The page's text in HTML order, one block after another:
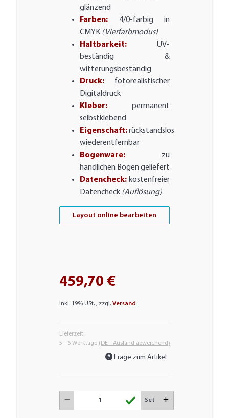
glänzend
Farben:4/0-farbig in
CMYK (Vierfarbmodus)
Haltbarkeit:UV-
beständig &
witterungsbeständig
Druck:fotorealistischer
Digitaldruck
Kleber:permanent
selbstklebend
Eigenschaft:rückstandslos
wiederentfernbar
Bogenware:zu
handlichen Bögen geliefert
Datencheck:kostenfreier
Datencheck (Auflösung)
Layout online bearbeiten
459,70 €
inkl. 19% USt. , zzgl. Versand
Lieferzeit:
5 - 6 Werktage (DE - Ausland abweichend)
Frage zum Artikel
Set